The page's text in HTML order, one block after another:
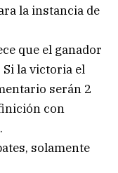
la instancia de
que el ganador
la victoria el
serán 2
con
solamente